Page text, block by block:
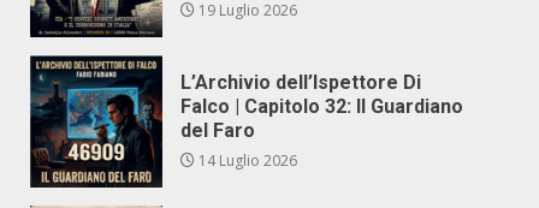
19 Luglio 2026
L’Archivio dell’Ispettore Di
Falco | Capitolo 32: Il Guardiano
del Faro
14 Luglio 2026